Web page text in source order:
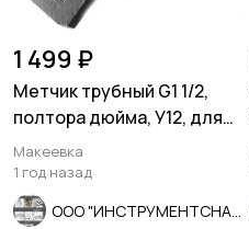
1 499 ₽
Метчик трубный G1 1/2,
полтора дюйма, У12, для
глух отвер, СССР
Макеевка
1 год назад